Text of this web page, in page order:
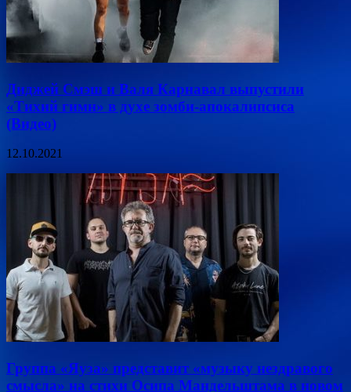
Диджей Смэш и Валя Карнавал выпустили
«Тихий гимн» в духе зомби-апокалипсиса
(Видео)
12.10.2021
Группа «Яуза» представит «музыку нездравого
смысла» на стихи Осипа Мандельштама в новом